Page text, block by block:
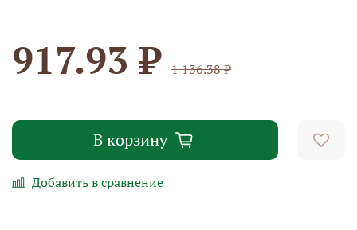
917.93 ₽ 1 136.38 ₽
В корзину
Добавить в сравнение